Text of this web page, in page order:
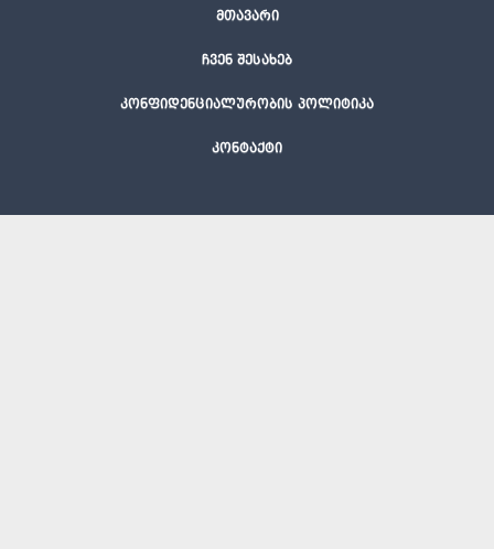
მთავარი
ჩვენ შესახებ
კონფიდენციალურობის პოლიტიკა
კონტაქტი